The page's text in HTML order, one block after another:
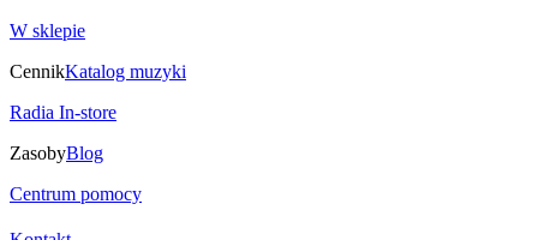
W sklepie
CennikKatalog muzyki
Radia In-store
ZasobyBlog
Centrum pomocy